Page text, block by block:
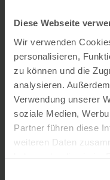
Diese Webseite
Wir verwenden
personalisieren,
zu können und die
analysieren.
Verwendung unserer
soziale Medien,
Partner führen diese
weiteren Daten